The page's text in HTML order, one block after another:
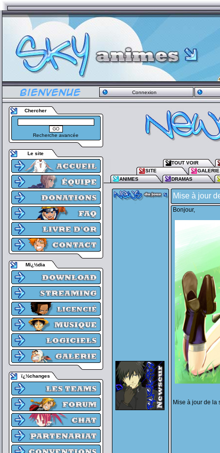
Connexion
Chercher
Recherche avancée
Le site
Mï¿½dia
ï¿½changes
TOUT VOIR
SITE
GALERIE
ANIMES
DRAMAS
Mise à jour
Bonjour,
Mise à jour de la